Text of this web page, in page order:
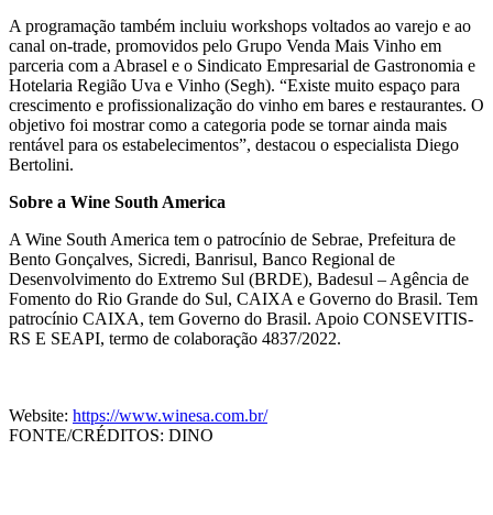
A programação também incluiu workshops voltados ao varejo e ao
canal on-trade, promovidos pelo Grupo Venda Mais Vinho em
parceria com a Abrasel e o Sindicato Empresarial de Gastronomia e
Hotelaria Região Uva e Vinho (Segh). “Existe muito espaço para
crescimento e profissionalização do vinho em bares e restaurantes. O
objetivo foi mostrar como a categoria pode se tornar ainda mais
rentável para os estabelecimentos”, destacou o especialista Diego
Bertolini.
Sobre a Wine South America
A Wine South America tem o patrocínio de Sebrae, Prefeitura de
Bento Gonçalves, Sicredi, Banrisul, Banco Regional de
Desenvolvimento do Extremo Sul (BRDE), Badesul – Agência de
Fomento do Rio Grande do Sul, CAIXA e Governo do Brasil. Tem
patrocínio CAIXA, tem Governo do Brasil. Apoio CONSEVITIS-
RS E SEAPI, termo de colaboração 4837/2022.
Website: https://www.winesa.com.br/
FONTE/CRÉDITOS: DINO